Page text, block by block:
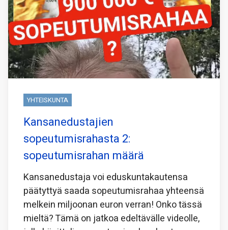
YHTEISKUNTA
Kansanedustajien
sopeutumisrahasta 2:
sopeutumisrahan määrä
Kansanedustaja voi eduskuntakautensa
päätyttyä saada sopeutumisrahaa yhteensä
melkein miljoonan euron verran! Onko tässä
mieltä? Tämä on jatkoa edeltävälle videolle,